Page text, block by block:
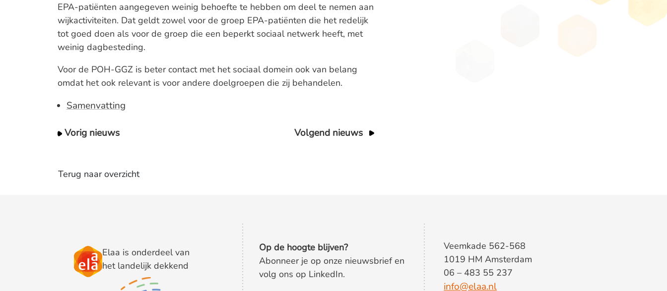
EPA-patiënten aangegeven weinig behoefte te hebben om deel te nemen aan
wijkactiviteiten. Dat geldt zowel voor de groep EPA-patiënten die het redelijk
tot goed doen als voor de groep die een beperkt sociaal netwerk heeft, met
weinig dagbesteding.
Voor de POH-GGZ is beter contact met het sociaal domein ook van belang
omdat het ook relevant is voor andere doelgroepen die zij behandelen.
Samenvatting
Vorig nieuws Volgend nieuws
Terug naar overzicht
Elaa is onderdeel van
het landelijk dekkend
Op de hoogte blijven?
Abonneer je op onze nieuwsbrief en
volg ons op LinkedIn.
Veemkade 562-568
1019 HM Amsterdam
06 – 483 55 237
info@elaa.nl